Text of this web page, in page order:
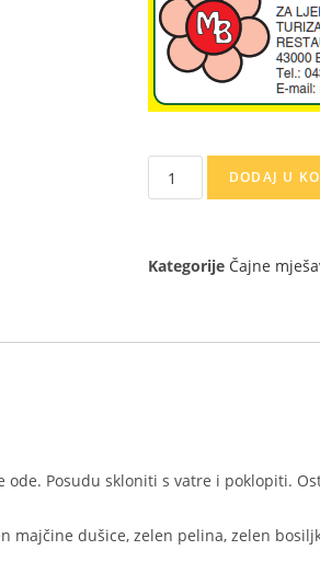
DODAJ U
Kategorije Čajne
Posudu skloniti s vatre i poklopiti.
majčine dušice, zelen pelina, zelen